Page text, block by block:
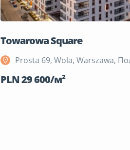
Towarowa Square
Prosta 69, Wola, Warszawa,
PLN 29 600/м²